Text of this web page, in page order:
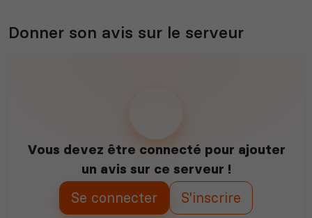
Donner son avis sur le serveur
Vous devez être connecté pour ajouter
un avis sur ce serveur !
Se connecter S'inscrire